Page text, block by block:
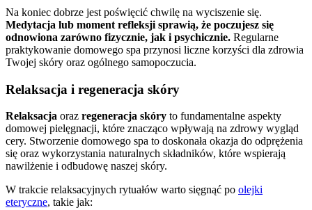
Na koniec dobrze jest poświęcić chwilę na wyciszenie się.
Medytacja lub moment refleksji sprawią, że poczujesz się
odnowiona zarówno fizycznie, jak i psychicznie. Regularne
praktykowanie domowego spa przynosi liczne korzyści dla zdrowia
Twojej skóry oraz ogólnego samopoczucia.
Relaksacja i regeneracja skóry
Relaksacja oraz regeneracja skóry to fundamentalne aspekty
domowej pielęgnacji, które znacząco wpływają na zdrowy wygląd
cery. Stworzenie domowego spa to doskonała okazja do odprężenia
się oraz wykorzystania naturalnych składników, które wspierają
nawilżenie i odbudowę naszej skóry.
W trakcie relaksacyjnych rytuałów warto sięgnąć po olejki
eteryczne, takie jak: